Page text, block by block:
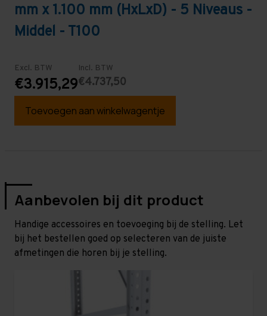
mm x 1.100 mm (HxLxD) - 5 Niveaus -
Middel - T100
Excl. BTW
€3.915,29
Incl. BTW
€4.737,50
Toevoegen aan winkelwagentje
Aanbevolen bij dit product
Handige accessoires en toevoeging bij de stelling. Let
bij het bestellen goed op selecteren van de juiste
afmetingen die horen bij je stelling.